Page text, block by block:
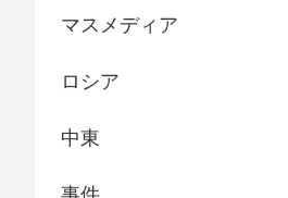
マスメディア
ロシア
中東